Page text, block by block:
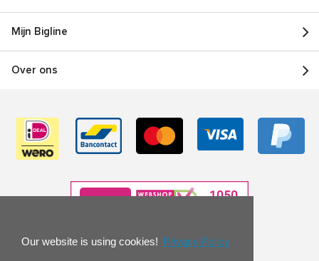
Our website is using cookies! Privacy Policy
Mijn Bigline
Over ons